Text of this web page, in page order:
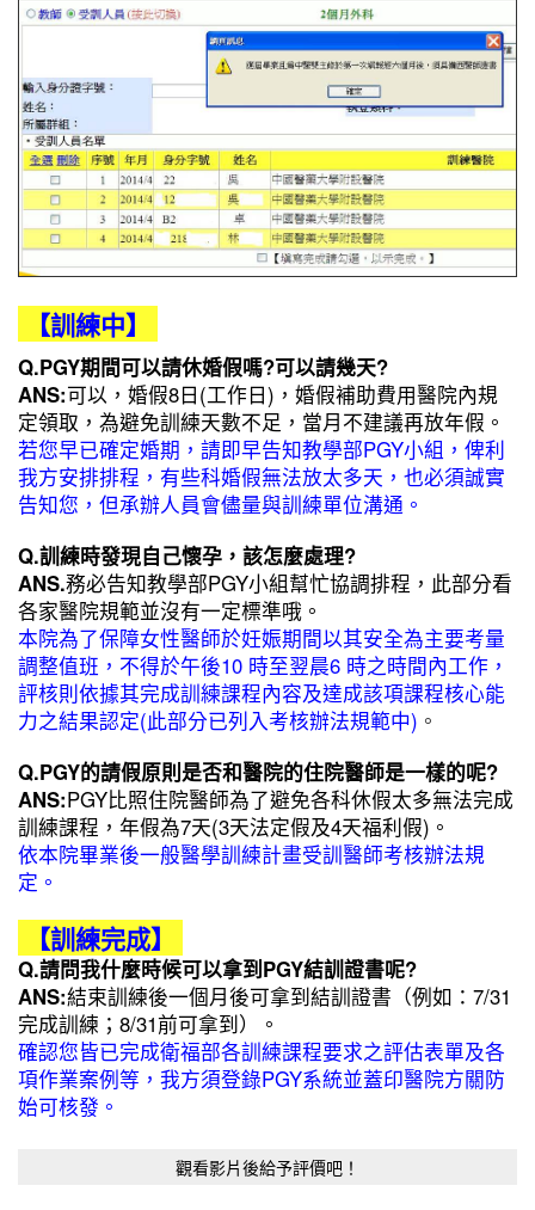
【訓練中】
Q.PGY期間可以請休婚假嗎?可以請幾天?
ANS:可以，婚假8日(工作日)，婚假補助費用醫院內規
定領取，為避免訓練天數不足，當月不建議再放年假。
若您早已確定婚期，請即早告知教學部PGY小組，俾利
我方安排排程，有些科婚假無法放太多天，也必須誠實
告知您，但承辦人員會儘量與訓練單位溝通。
Q.訓練時發現自己懷孕，該怎麼處理?
ANS.務必告知教學部PGY小組幫忙協調排程，此部分看
各家醫院規範並沒有一定標準哦。
本院為了保障女性醫師於妊娠期間以其安全為主要考量
調整值班，不得於午後10 時至翌晨6 時之時間內工作，
評核則依據其完成訓練課程內容及達成該項課程核心能
力之結果認定(此部分已列入考核辦法規範中) 。
Q.PGY的請假原則是否和醫院的住院醫師是一樣的呢?
ANS:PGY比照住院醫師為了避免各科休假太多無法完成
訓練課程，年假為7天(3天法定假及4天福利假)。
依本院畢業後一般醫學訓練計畫受訓醫師考核辦法規
定。
【訓練完成】
Q.請問我什麼時候可以拿到PGY結訓證書呢?
ANS:結束訓練後一個月後可拿到結訓證書（例如：7/31
完成訓練；8/31前可拿到）。
確認您皆已完成衛福部各訓練課程要求之評估表單及各
項作業案例等，我方須登錄PGY系統並蓋印醫院方關防
始可核發。
觀看影片後給予評價吧！